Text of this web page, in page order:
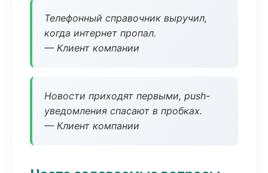
Телефонный справочник выручил,
когда интернет пропал.
— Клиент компании
Новости приходят первыми, push-
уведомления спасают в пробках.
— Клиент компании